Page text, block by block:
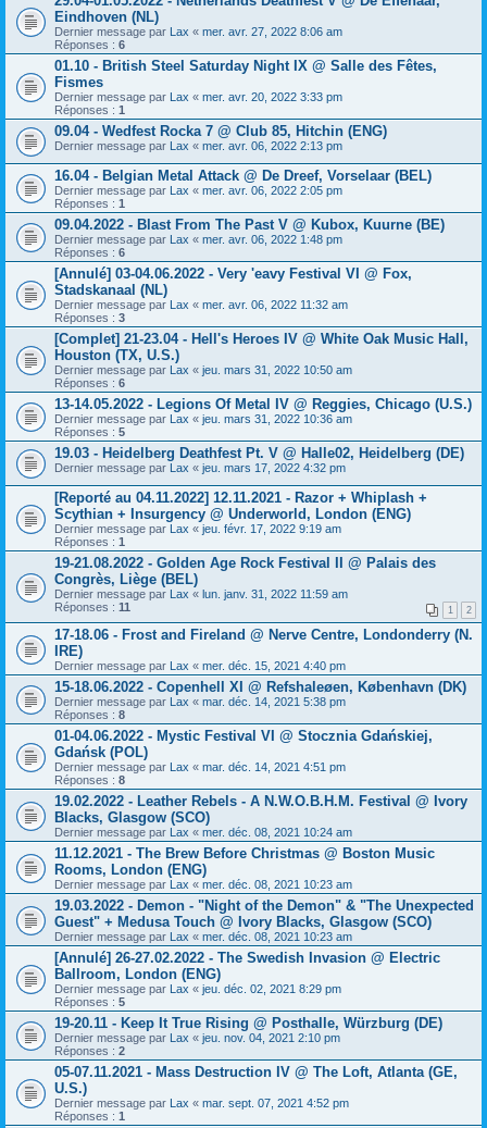
Eindhoven (NL)
Dernier message par Lax « mer. avr. 27, 2022 8:06 am
Réponses : 6
01.10 - British Steel Saturday Night IX @ Salle des Fêtes,
Fismes
Dernier message par Lax « mer. avr. 20, 2022 3:33 pm
Réponses : 1
09.04 - Wedfest Rocka 7 @ Club 85, Hitchin (ENG)
Dernier message par Lax « mer. avr. 06, 2022 2:13 pm
16.04 - Belgian Metal Attack @ De Dreef, Vorselaar (BEL)
Dernier message par Lax « mer. avr. 06, 2022 2:05 pm
Réponses : 1
09.04.2022 - Blast From The Past V @ Kubox, Kuurne (BE)
Dernier message par Lax « mer. avr. 06, 2022 1:48 pm
Réponses : 6
[Annulé] 03-04.06.2022 - Very 'eavy Festival VI @ Fox,
Stadskanaal (NL)
Dernier message par Lax « mer. avr. 06, 2022 11:32 am
Réponses : 3
[Complet] 21-23.04 - Hell's Heroes IV @ White Oak Music Hall,
Houston (TX, U.S.)
Dernier message par Lax « jeu. mars 31, 2022 10:50 am
Réponses : 6
13-14.05.2022 - Legions Of Metal IV @ Reggies, Chicago (U.S.)
Dernier message par Lax « jeu. mars 31, 2022 10:36 am
Réponses : 5
19.03 - Heidelberg Deathfest Pt. V @ Halle02, Heidelberg (DE)
Dernier message par Lax « jeu. mars 17, 2022 4:32 pm
[Reporté au 04.11.2022] 12.11.2021 - Razor + Whiplash +
Scythian + Insurgency @ Underworld, London (ENG)
Dernier message par Lax « jeu. févr. 17, 2022 9:19 am
Réponses : 1
19-21.08.2022 - Golden Age Rock Festival II @ Palais des
Congrès, Liège (BEL)
Dernier message par Lax « lun. janv. 31, 2022 11:59 am
Réponses : 11 1 2
17-18.06 - Frost and Fireland @ Nerve Centre, Londonderry (N.
IRE)
Dernier message par Lax « mer. déc. 15, 2021 4:40 pm
15-18.06.2022 - Copenhell XI @ Refshaleøen, København (DK)
Dernier message par Lax « mar. déc. 14, 2021 5:38 pm
Réponses : 8
01-04.06.2022 - Mystic Festival VI @ Stocznia Gdańskiej,
Gdańsk (POL)
Dernier message par Lax « mar. déc. 14, 2021 4:51 pm
Réponses : 8
19.02.2022 - Leather Rebels - A N.W.O.B.H.M. Festival @ Ivory
Blacks, Glasgow (SCO)
Dernier message par Lax « mer. déc. 08, 2021 10:24 am
11.12.2021 - The Brew Before Christmas @ Boston Music
Rooms, London (ENG)
Dernier message par Lax « mer. déc. 08, 2021 10:23 am
19.03.2022 - Demon - "Night of the Demon" & "The Unexpected
Guest" + Medusa Touch @ Ivory Blacks, Glasgow (SCO)
Dernier message par Lax « mer. déc. 08, 2021 10:23 am
[Annulé] 26-27.02.2022 - The Swedish Invasion @ Electric
Ballroom, London (ENG)
Dernier message par Lax « jeu. déc. 02, 2021 8:29 pm
Réponses : 5
19-20.11 - Keep It True Rising @ Posthalle, Würzburg (DE)
Dernier message par Lax « jeu. nov. 04, 2021 2:10 pm
Réponses : 2
05-07.11.2021 - Mass Destruction IV @ The Loft, Atlanta (GE,
U.S.)
Dernier message par Lax « mar. sept. 07, 2021 4:52 pm
Réponses : 1